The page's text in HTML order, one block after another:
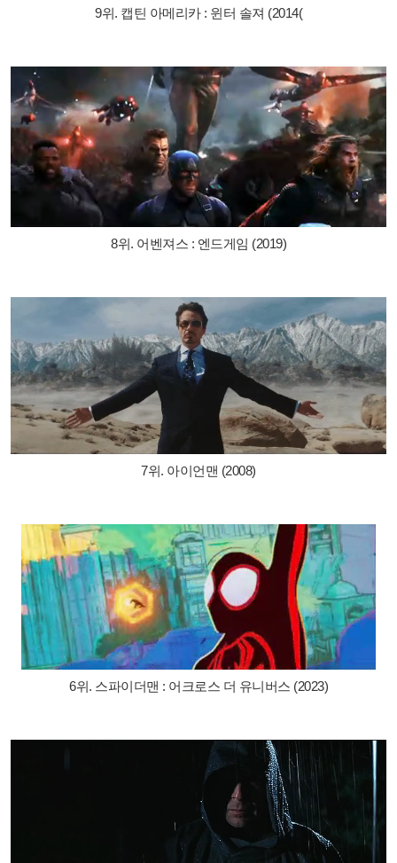
9위. 캡틴 아메리카 : 윈터 솔져 (2014(
8위. 어벤져스 : 엔드게임 (2019)
7위. 아이언맨 (2008)
6위. 스파이더맨 : 어크로스 더 유니버스 (2023)